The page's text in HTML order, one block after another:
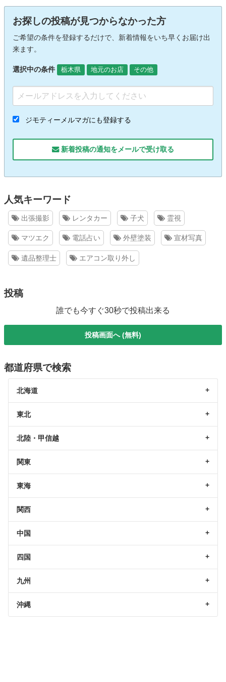
お探しの投稿が見つからなかった方
ご希望の条件を登録するだけで、新着情報をいち早くお届け出
来ます。
選択中の条件 栃木県 地元のお店 その他
ジモティーメルマガにも登録する
新着投稿の通知をメールで受け取る
人気キーワード
出張撮影 レンタカー 子犬 霊視
マツエク 電話占い 外壁塗装 宣材写真
遺品整理士 エアコン取り外し
投稿
誰でも今すぐ30秒で投稿出来る
投稿画面へ (無料)
都道府県で検索
北海道
東北
北陸・甲信越
関東
東海
関西
中国
四国
九州
沖縄